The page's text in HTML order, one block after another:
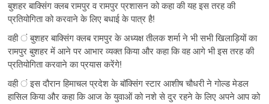
बुशहर बाक्सिंग क्लब रामपुर व रामपुर प्रशासन को कहा की यह इस तरह की
प्रतियोगिता को करवाने के लिए बधाई के पात्र है!
वही ं बुशहर बाक्सिंग क्लब रामपुर के अध्यक्ष तीलक शर्मा ने भी सभी खिलाड़ियों का
रामपुर बुशहर में आने पर आभार व्यक्त किया और कहा कि वह आगे भी इस तरह की
प्रतियोगिता करवाने का प्रयास करेंगे!
वही ं इस दौरान हिमाचल प्रदेश के बॉक्सिंग स्टार आशीष चौधरी ने गोल्ड मेडल
हासिल किया और कहा कि आज के युवाओं को नशे से दुर रहने के लिए अपने आप को